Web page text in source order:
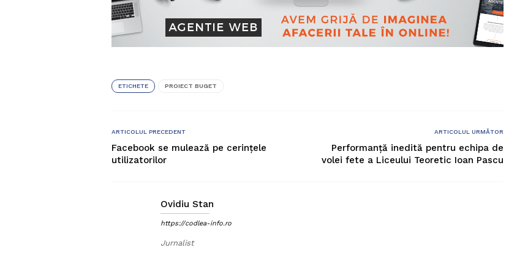
ETICHETE PROIECT BUGET
ARTICOLUL PRECEDENT
Facebook se mulează pe cerințele
utilizatorilor
ARTICOLUL URMĂTOR
Performanță inedită pentru echipa de
volei fete a Liceului Teoretic Ioan Pascu
Ovidiu Stan
https://codlea-info.ro
Jurnalist